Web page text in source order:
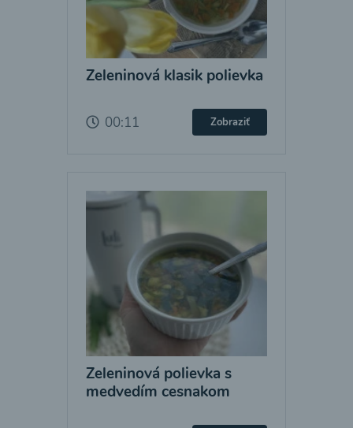
Zeleninová klasik polievka
00:11 Zobraziť
Zeleninová polievka s
medvedím cesnakom